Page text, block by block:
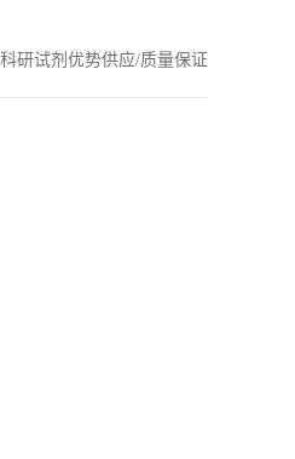
研试剂优势供应/质量保证